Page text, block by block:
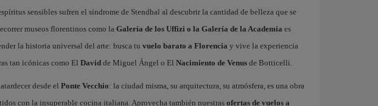
sensibles sufren el síndrome de Stendhal al descubrir la cantidad de belleza que se
museos florentinos como la Galería de los Uffizi o la Galería de la Academia es
la historia universal del arte: busca tu vuelo barato a Florencia y vive la experiencia
tan icónicas como El Davidde Miguel Ángel o El Nacimiento de Venusde Botticelli.
desde el Ponte Vecchio: la ciudad misma, su arquitectura, su atmósfera, es una obra
con la insuperable cocina italiana. Aprovecha también nuestras ofertas de vuelos a